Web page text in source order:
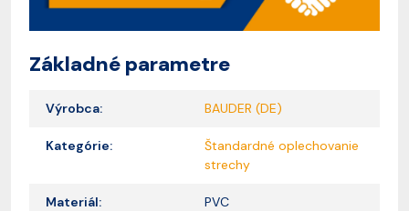
Základné parametre
Výrobca: BAUDER (DE)
Kategórie:
Štandardné oplechovanie
strechy
Materiál: PVC